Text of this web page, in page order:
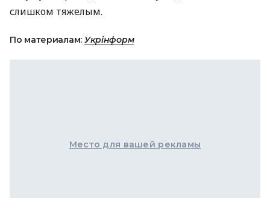
слишком тяжелым.
По материалам: Укрінформ
Место для вашей рекламы